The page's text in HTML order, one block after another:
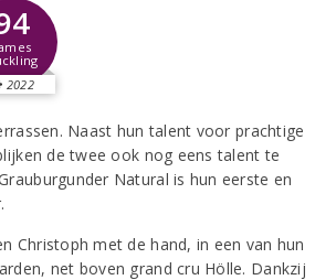
2022
Naast hun talent voor prachtige
de twee ook nog eens talent te
Natural is hun eerste en
Christoph met de hand, in een van hun
net boven grand cru Hölle. Dankzij